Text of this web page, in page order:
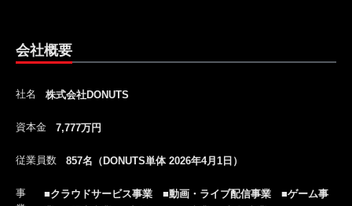
会社概要
社名 株式会社DONUTS
資本金 7,777万円
従業員数 857名（DONUTS単体 2026年4月1日）
事
■クラウドサービス事業 ■動画・ライブ配信事業 ■ゲーム事